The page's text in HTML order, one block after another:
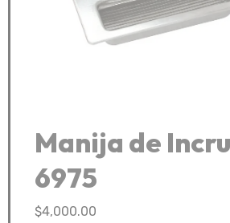
Manija de
6975
$4,000.00